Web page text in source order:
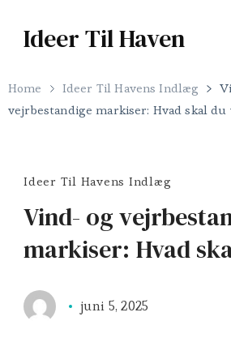
Ideer Til Haven
Home Ideer Til Havens Indlæg
vejrbestandige markiser: Hvad skal du
Ideer Til Havens Indlæg
Vind- og
markiser: Hvad
juni 5, 2025